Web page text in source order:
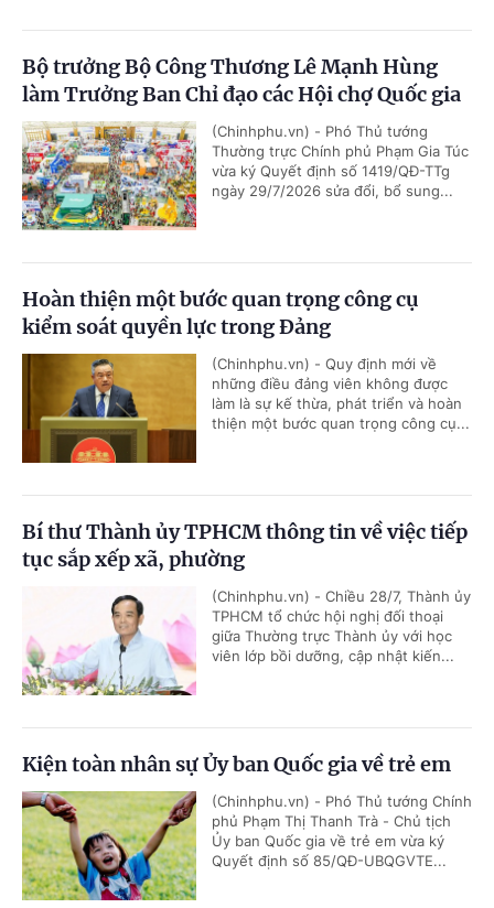
Bộ trưởng Bộ Công Thương Lê Mạnh Hùng
làm Trưởng Ban Chỉ đạo các Hội chợ Quốc gia
(Chinhphu.vn) - Phó Thủ tướng
Thường trực Chính phủ Phạm Gia Túc
vừa ký Quyết định số 1419/QĐ-TTg
ngày 29/7/2026 sửa đổi, bổ sung...
Hoàn thiện một bước quan trọng công cụ
kiểm soát quyền lực trong Đảng
(Chinhphu.vn) - Quy định mới về
những điều đảng viên không được
làm là sự kế thừa, phát triển và hoàn
thiện một bước quan trọng công cụ...
Bí thư Thành ủy TPHCM thông tin về việc tiếp
tục sắp xếp xã, phường
(Chinhphu.vn) - Chiều 28/7, Thành ủy
TPHCM tổ chức hội nghị đối thoại
giữa Thường trực Thành ủy với học
viên lớp bồi dưỡng, cập nhật kiến...
Kiện toàn nhân sự Ủy ban Quốc gia về trẻ em
(Chinhphu.vn) - Phó Thủ tướng Chính
phủ Phạm Thị Thanh Trà - Chủ tịch
Ủy ban Quốc gia về trẻ em vừa ký
Quyết định số 85/QĐ-UBQGVTE...